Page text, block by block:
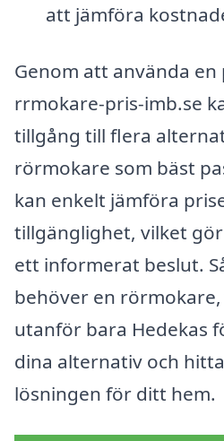
att jämföra
Genom att använda
rrmokare-pris-imb.se
tillgång till flera
rörmokare som bäst
kan enkelt jämföra
tillgänglighet, vilket
ett informerat beslut.
behöver en
utanför bara Hedekas
dina alternativ och
lösningen för ditt hem.